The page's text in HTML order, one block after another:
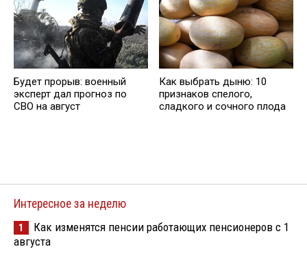
Будет прорыв: военный
эксперт дал прогноз по
СВО на август
Как выбрать дыню: 10
признаков спелого,
сладкого и сочного плода
Интересное за неделю
1
Как изменятся пенсии работающих пенсионеров с 1
августа